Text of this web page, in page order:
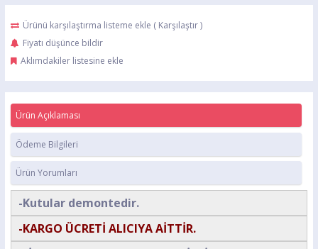
Ürünü karşılaştırma listeme ekle ( Karşılaştır)
Fiyatı düşünce bildir
Aklımdakiler listesine ekle
Ürün Açıklaması
Ödeme Bilgileri
Ürün Yorumları
-Kutular demontedir.
-KARGO ÜCRETİ ALICIYA AİTTİR.